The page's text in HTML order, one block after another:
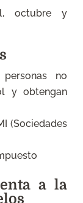
octubre y
no
y obtengan
(Sociedades
a la